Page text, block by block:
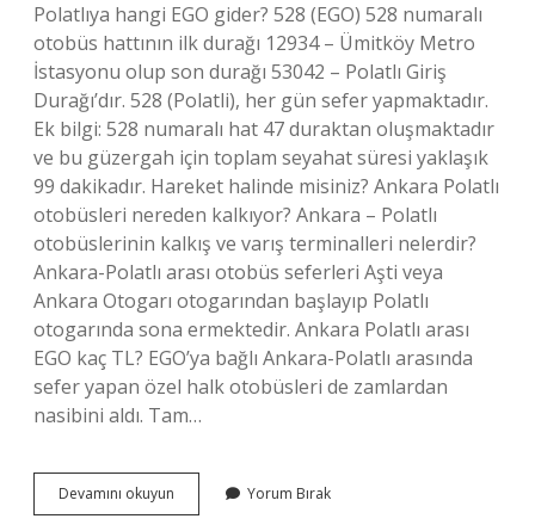
Polatlıya hangi EGO gider? 528 (EGO) 528 numaralı
otobüs hattının ilk durağı 12934 – Ümitköy Metro
İstasyonu olup son durağı 53042 – Polatlı Giriş
Durağı’dır. 528 (Polatli), her gün sefer yapmaktadır.
Ek bilgi: 528 numaralı hat 47 duraktan oluşmaktadır
ve bu güzergah için toplam seyahat süresi yaklaşık
99 dakikadır. Hareket halinde misiniz? Ankara Polatlı
otobüsleri nereden kalkıyor? Ankara – Polatlı
otobüslerinin kalkış ve varış terminalleri nelerdir?
Ankara-Polatlı arası otobüs seferleri Aşti veya
Ankara Otogarı otogarından başlayıp Polatlı
otogarında sona ermektedir. Ankara Polatlı arası
EGO kaç TL? EGO’ya bağlı Ankara-Polatlı arasında
sefer yapan özel halk otobüsleri de zamlardan
nasibini aldı. Tam…
Devamını okuyun
Polatlı
Yorum Bırak